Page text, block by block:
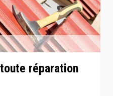
réparation